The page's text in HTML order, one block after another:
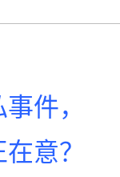
件，
意？